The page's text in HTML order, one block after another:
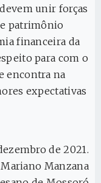
unir forças
patrimônio
financeira da
para com o
encontra na
expectativas
de 2021.
Manzana